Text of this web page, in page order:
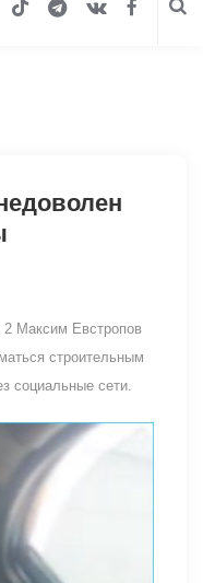
Максим Евстропов
строительным
социальные сети.